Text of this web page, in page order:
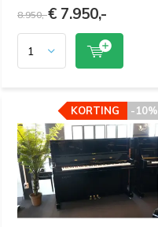
8.950,-€ 7.950,-
-10%
KORTING -10%
KORTING